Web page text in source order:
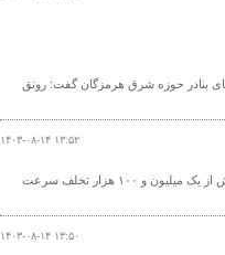
بنادر حوزه شرق هرمزگان گفت: رونق
۱۴۰۳-۰۸-۱۴ ۱۳:۵۲
رئیس مرکز مدیریت راه های اداره کل راهداری و حمل ونقل جاده ای خوزستان از ثبت بیش از یک میلیون و ۱۰۰ هزار تخلف سرعت
۱۴۰۳-۰۸-۱۴ ۱۳:۵۰